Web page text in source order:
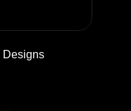
Designs